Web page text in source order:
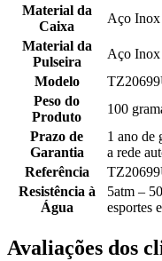
Material da
Caixa
Aço Inox
Material da
Pulseira
Aço Inox
Modelo
Peso do
Produto
100
Prazo de
Garantia
1 ano de
a rede
Referência
Resistência à
Água
5atm –
esportes
Avaliações dos